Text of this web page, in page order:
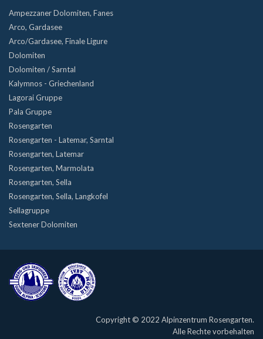
Ampezzaner Dolomiten, Fanes
Arco, Gardasee
Arco/Gardasee, Finale Ligure
Dolomiten
Dolomiten / Sarntal
Kalymnos - Griechenland
Lagorai Gruppe
Pala Gruppe
Rosengarten
Rosengarten - Latemar, Sarntal
Rosengarten, Latemar
Rosengarten, Marmolata
Rosengarten, Sella
Rosengarten, Sella, Langkofel
Sellagruppe
Sextener Dolomiten
Copyright © 2022 Alpinzentrum Rosengarten.
Alle Rechte vorbehalten